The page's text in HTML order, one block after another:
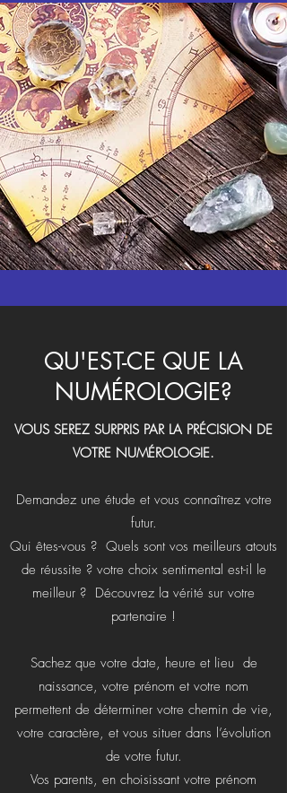
QU'EST-CE QUE LA
NUMÉROLOGIE?
VOUS SEREZ SURPRIS PAR LA PRÉCISION DE
VOTRE NUMÉROLOGIE.
Demandez une étude et vous connaîtrez votre
futur.
Qui êtes-vous ? Quels sont vos meilleurs atouts
de réussite ? votre choix sentimental est-il le
meilleur ? Découvrez la vérité sur votre
partenaire !
Sachez que votre date, heure et lieu de
naissance, votre prénom et votre nom
permettent de déterminer votre chemin de vie,
votre caractère, et vous situer dans l’évolution
de votre futur.
Vos parents, en choisissant votre prénom